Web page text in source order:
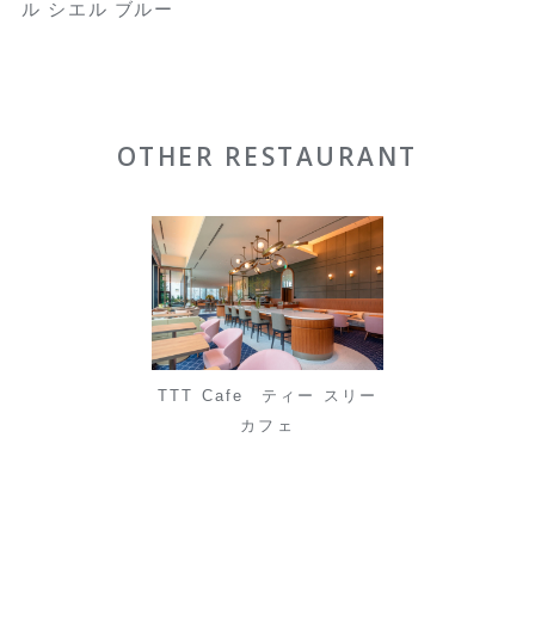
ル シエル ブルー
OTHER RESTAURANT
TTT Cafe ティー スリー
カフェ